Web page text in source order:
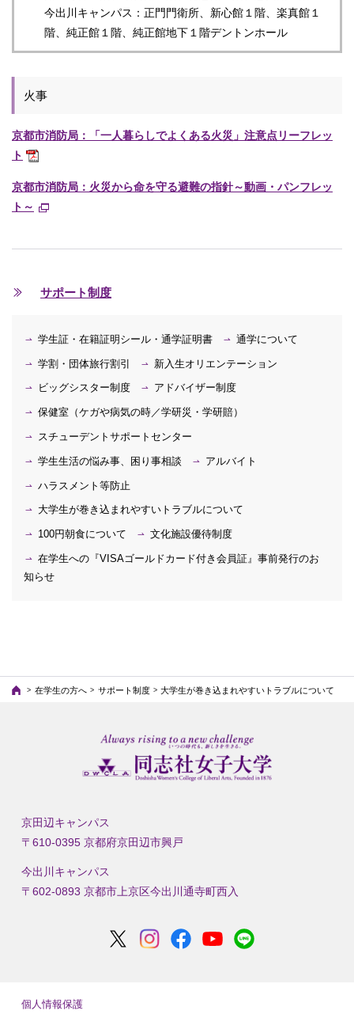
今出川キャンパス：正門門衛所、新心館１階、楽真館１
階、純正館１階、純正館地下１階デントンホール
火事
京都市消防局：「一人暮らしでよくある火災」注意点リーフレッ
ト
京都市消防局：火災から命を守る避難の指針～動画・パンフレッ
ト～
サポート制度
学生証・在籍証明シール・通学証明書 通学について
学割・団体旅行割引 新入生オリエンテーション
ビッグシスター制度 アドバイザー制度
保健室（ケガや病気の時／学研災・学研賠）
スチューデントサポートセンター
学生生活の悩み事、困り事相談 アルバイト
ハラスメント等防止
大学生が巻き込まれやすいトラブルについて
100円朝食について 文化施設優待制度
在学生への『VISAゴールドカード付き会員証』事前発行のお
知らせ
在学生の方へ サポート制度 大学生が巻き込まれやすいトラブルについて
京田辺キャンパス
〒610-0395 京都府京田辺市興戸
今出川キャンパス
〒602-0893 京都市上京区今出川通寺町西入
個人情報保護